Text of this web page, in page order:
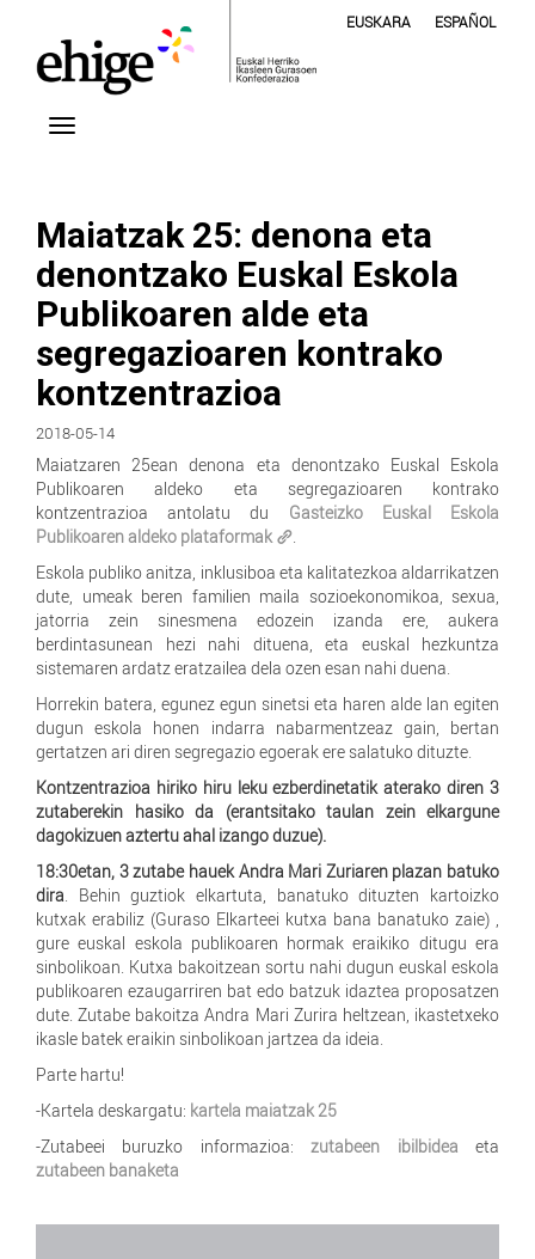
EUSKARA ESPAÑOL
Maiatzak 25: denona eta
denontzako Euskal Eskola
Publikoaren alde eta
segregazioaren kontrako
kontzentrazioa
2018-05-14
Maiatzaren 25ean denona eta denontzako Euskal Eskola
Publikoaren aldeko eta segregazioaren kontrako
kontzentrazioa antolatu du Gasteizko Euskal Eskola
Publikoaren aldeko plataformak
.
Eskola publiko anitza, inklusiboa eta kalitatezkoa aldarrikatzen
dute, umeak beren familien maila sozioekonomikoa, sexua,
jatorria zein sinesmena edozein izanda ere, aukera
berdintasunean hezi nahi dituena, eta euskal hezkuntza
sistemaren ardatz eratzailea dela ozen esan nahi duena.
Horrekin batera, egunez egun sinetsi eta haren alde lan egiten
dugun eskola honen indarra nabarmentzeaz gain, bertan
gertatzen ari diren segregazio egoerak ere salatuko dituzte.
Kontzentrazioa hiriko hiru leku ezberdinetatik aterako diren 3
zutaberekin hasiko da (erantsitako taulan zein elkargune
dagokizuen aztertu ahal izango duzue).
18:30etan, 3 zutabe hauek Andra Mari Zuriaren plazan batuko
dira. Behin guztiok elkartuta, banatuko dituzten kartoizko
kutxak erabiliz (Guraso Elkarteei kutxa bana banatuko zaie) ,
gure euskal eskola publikoaren hormak eraikiko ditugu era
sinbolikoan. Kutxa bakoitzean sortu nahi dugun euskal eskola
publikoaren ezaugarriren bat edo batzuk idaztea proposatzen
dute. Zutabe bakoitza Andra Mari Zurira heltzean, ikastetxeko
ikasle batek eraikin sinbolikoan jartzea da ideia.
Parte hartu!
-Kartela deskargatu: kartela maiatzak 25
-Zutabeei buruzko informazioa:zutabeen ibilbidea eta
zutabeen banaketa